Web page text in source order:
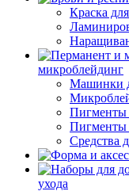
Краска
микроблейдинг
Машинки
Пигменты
Пигменты
Средства
ухода